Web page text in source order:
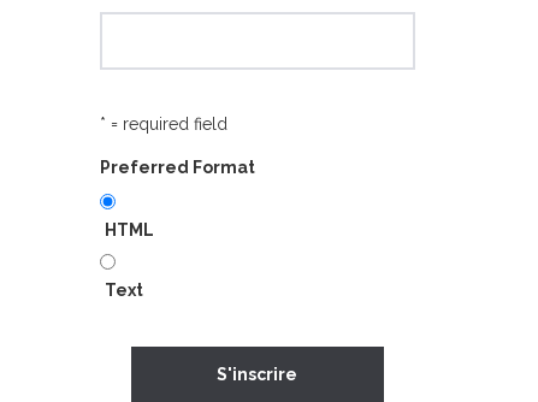
* = required field
Preferred Format
HTML
Text